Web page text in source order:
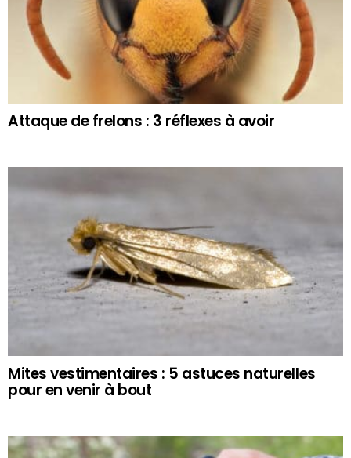
Attaque de frelons : 3 réflexes à avoir
Mites vestimentaires : 5 astuces naturelles
pour en venir à bout